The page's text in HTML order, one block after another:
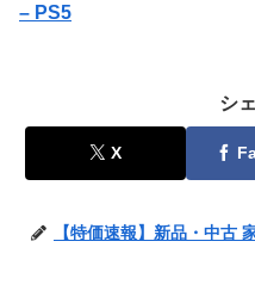
– PS5
シ
X
【特価速報】新品・中古